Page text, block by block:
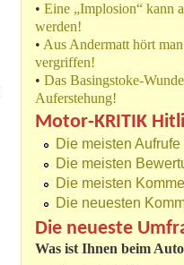
• Eine „Implosion“ kann
werden!
• Aus Andermatt hört
vergriffen!
• Das Basingstoke-
Auferstehung!
Motor-KRITIK
Die meisten Aufrufe
Die meisten
Die meisten
Die neuesten
Die neueste
Was ist Ihnen beim